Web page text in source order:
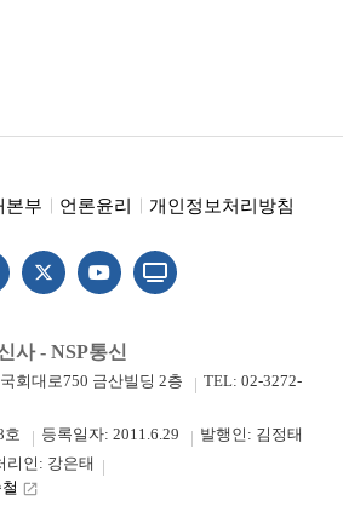
본부 언론윤리 개인정보처리방침
사 - NSP통신
회대로750 금산빌딩 2층
TEL: 02-3272-
호
등록일자: 2011.6.29
발행인: 김정태
리인: 강은태
launch